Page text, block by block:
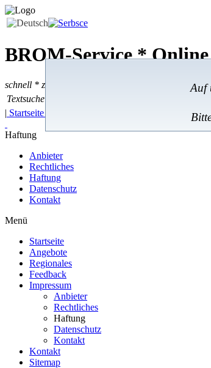
BROM-Service *Online
schnell * zuverlässig * kostengünstig
Auf
Textsuche:
| Startseite
Haftung
Anbieter
Rechtliches
Haftung
Datenschutz
Kontakt
Menü
Startseite
Angebote
Regionales
Feedback
Impressum
Anbieter
Rechtliches
Haftung
Datenschutz
Kontakt
Kontakt
Sitemap